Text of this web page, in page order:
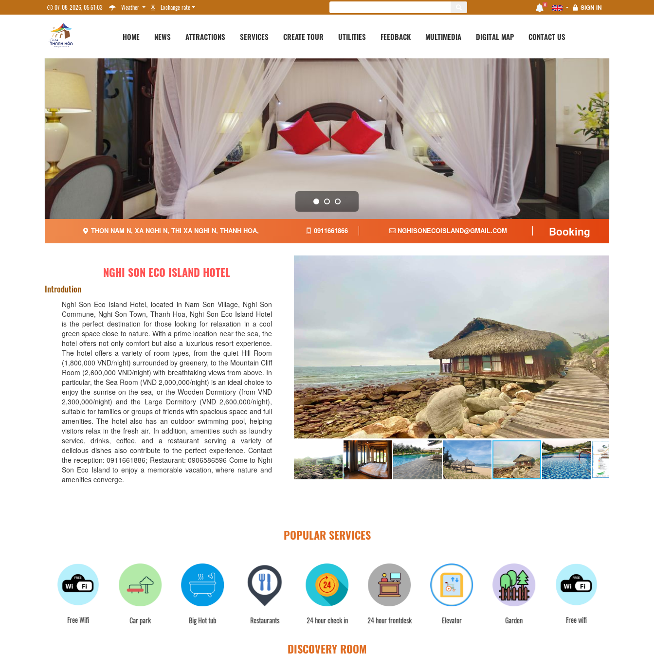
07-08-2026, 05:51:05 Weather Exchange rate 0 SIGN IN
HOME NEWS ATTRACTIONS SERVICES CREATE TOUR UTILITIES FEEDBACK MULTIMEDIA DIGITAL MAP CONTACT US
THON NAM N, XA NGHI N, THI XA NGHI N, THANH HOA, 0911661866 NGHISONECOISLAND@GMAIL.COM Booking
NGHI SON ECO ISLAND HOTEL
Introdution
Nghi Son Eco Island Hotel, located in Nam Son Village, Nghi Son
Commune, Nghi Son Town, Thanh Hoa, Nghi Son Eco Island Hotel
is the perfect destination for those looking for relaxation in a cool
green space close to nature. With a prime location near the sea, the
hotel offers not only comfort but also a luxurious resort experience.
The hotel offers a variety of room types, from the quiet Hill Room
(1,800,000 VND/night) surrounded by greenery, to the Mountain Cliff
Room (2,600,000 VND/night) with breathtaking views from above. In
particular, the Sea Room (VND 2,000,000/night) is an ideal choice to
enjoy the sunrise on the sea, or the Wooden Dormitory (from VND
2,300,000/night) and the Large Dormitory (VND 2,600,000/night),
suitable for families or groups of friends with spacious space and full
amenities. The hotel also has an outdoor swimming pool, helping
visitors relax in the fresh air. In addition, amenities such as laundry
service, drinks, coffee, and a restaurant serving a variety of
delicious dishes also contribute to the perfect experience. Contact
the reception: 0911661886; Restaurant: 0906586596 Come to Nghi
Son Eco Island to enjoy a memorable vacation, where nature and
amenities converge.
POPULAR SERVICES
Free Wifi Car park Big Hot tub Restaurants 24 hour check in 24 hour frontdesk Elevator Garden Free wifi
DISCOVERY ROOM